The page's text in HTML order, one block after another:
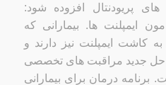
پریودنتال افزوده شود:
ایمپلنت ها. بیمارانی که
به کاشت ایمپلنت نیز دارند و
جدید مراقبت های تخصصی
برنامه درمان برای بیمارانی